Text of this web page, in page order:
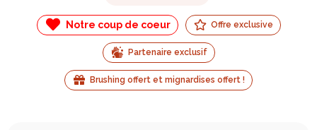
Notre coup de coeur Offre exclusive
Partenaire exclusif
Brushing offert et mignardises offert !